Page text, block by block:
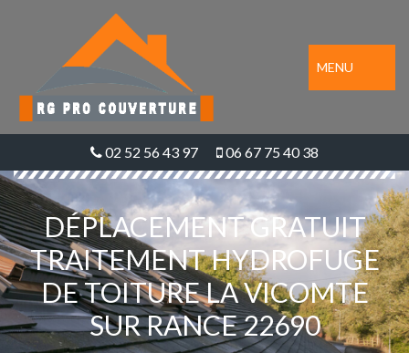
MENU
02 52 56 43 97 06 67 75 40 38
DÉPLACEMENT GRATUIT
TRAITEMENT HYDROFUGE
DE TOITURE LA VICOMTE
SUR RANCE 22690